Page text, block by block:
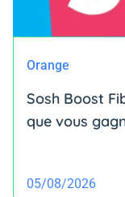
Orange
Sosh Boost
que vous
05/08/2026